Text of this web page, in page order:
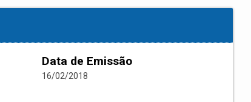
Data de Emissão
16/02/2018